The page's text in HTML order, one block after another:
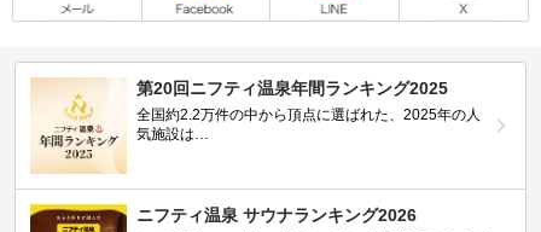
第20回ニフティ温泉年間ランキング2025
全国約2.2万件の中から頂点に選ばれた、2025年の人
気施設は…
ニフティ温泉 サウナランキング2026